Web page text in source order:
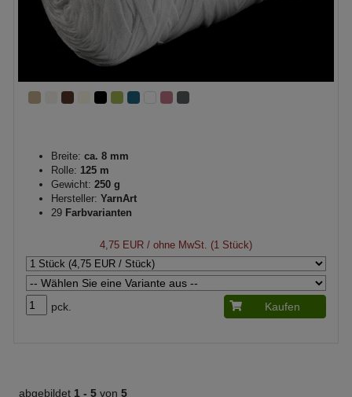
Breite: ca. 8 mm
Rolle: 125 m
Gewicht: 250 g
Hersteller: YarnArt
29 Farbvarianten
4,75 EUR / ohne MwSt. (1 Stück)
pck. Kaufen
abgebildet 1 - 5 von 5